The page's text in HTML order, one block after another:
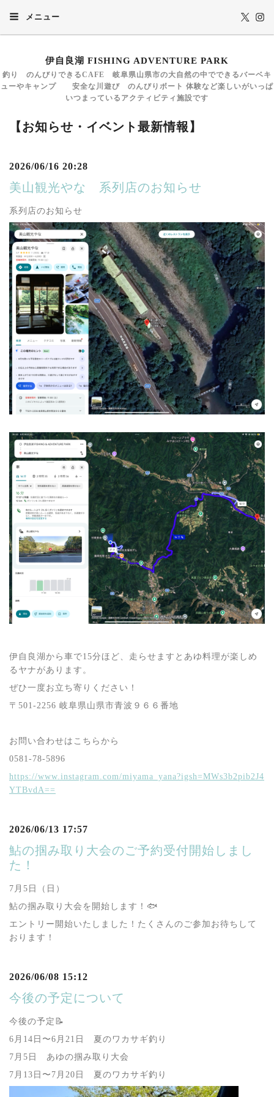
メニュー
伊自良湖 FISHING ADVENTURE PARK
釣り のんびりできるCAFE 岐阜県山県市の大自然の中でできるバーベキ
ューやキャンプ 安全な川遊び のんびりボート 体験など楽しいがいっぱ
いつまっているアクティビティ施設です
【お知らせ・イベント最新情報】
2026/06/16 20:28
美山観光やな 系列店のお知らせ
系列店のお知らせ
伊自良湖から車で15分ほど、走らせますとあゆ料理が楽しめ
るヤナがあります。
ぜひ一度お立ち寄りください！
〒501-2256 岐阜県山県市青波９６６番地
お問い合わせはこちらから
0581-78-5896
https://www.instagram.com/miyama_yana?igsh=MWs3b2pib2J4
YTBvdA==
2026/06/13 17:57
鮎の掴み取り大会のご予約受付開始しまし
た！
7月5日（日）
鮎の掴み取り大会を開始します！🐟
エントリー開始いたしました！たくさんのご参加お待ちして
おります！
2026/06/08 15:12
今後の予定について
今後の予定📝
6月14日〜6月21日 夏のワカサギ釣り
7月5日 あゆの掴み取り大会
7月13日〜7月20日 夏のワカサギ釣り